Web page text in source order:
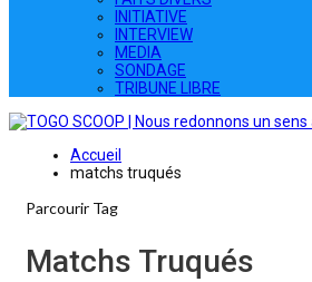
INITIATIVE
INTERVIEW
MEDIA
SONDAGE
TRIBUNE LIBRE
Accueil
matchs truqués
Parcourir Tag
Matchs Truqués